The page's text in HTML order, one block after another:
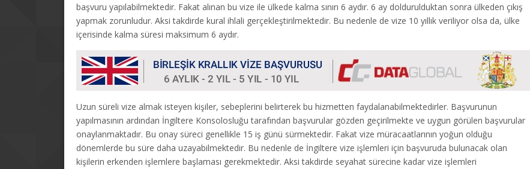
başvuru yapılabilmektedir. Fakat alınan bu vize ile ülkede kalma sınırı 6 aydır. 6 ay doldurulduktan sonra ülkeden çıkış
yapmak zorunludur. Aksi takdirde kural ihlali gerçekleştirilmektedir. Bu nedenle de vize 10 yıllık veriliyor olsa da, ülke
içerisinde kalma süresi maksimum 6 aydır.
Uzun süreli vize almak isteyen kişiler, sebeplerini belirterek bu hizmetten faydalanabilmektedirler. Başvurunun
yapılmasının ardından İngiltere Konsolosluğu tarafından başvurular gözden geçirilmekte ve uygun görülen başvurular
onaylanmaktadır. Bu onay süreci genellikle 15 iş günü sürmektedir. Fakat vize müracaatlarının yoğun olduğu
dönemlerde bu süre daha uzayabilmektedir. Bu nedenle de İngiltere vize işlemleri için başvuruda bulunacak olan
kişilerin erkenden işlemlere başlaması gerekmektedir. Aksi takdirde seyahat sürecine kadar vize işlemleri